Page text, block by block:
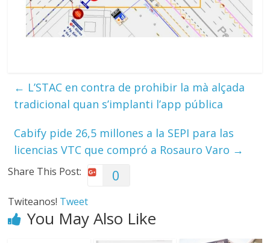
← L’STAC en contra de prohibir la mà alçada
tradicional quan s’implanti l’app pública
Cabify pide 26,5 millones a la SEPI para las
licencias VTC que compró a Rosauro Varo →
Share This Post: 0
Twiteanos! Tweet
You May Also Like